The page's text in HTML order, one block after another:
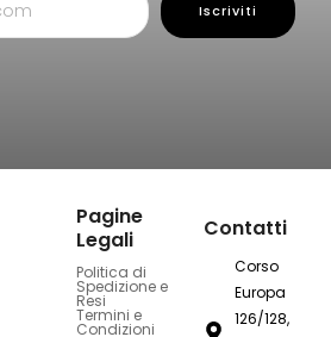
Iscriviti
Pagine
Legali
Politica di
Spedizione e
Resi
Termini e
Condizioni
Contatti
Corso
Europa
126/128,